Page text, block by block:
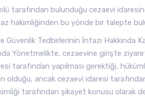
tarafından bulunduğu cezaevi
hakimliğinden bu yönde bir talepte
Güvenlik Tedbirlerinin İnfazı
Yönetmelikte, cezaevine girişte
tarafından yapılması gerektiği,
olduğu, ancak cezaevi idaresi
tarafından şikayet konusu olarak